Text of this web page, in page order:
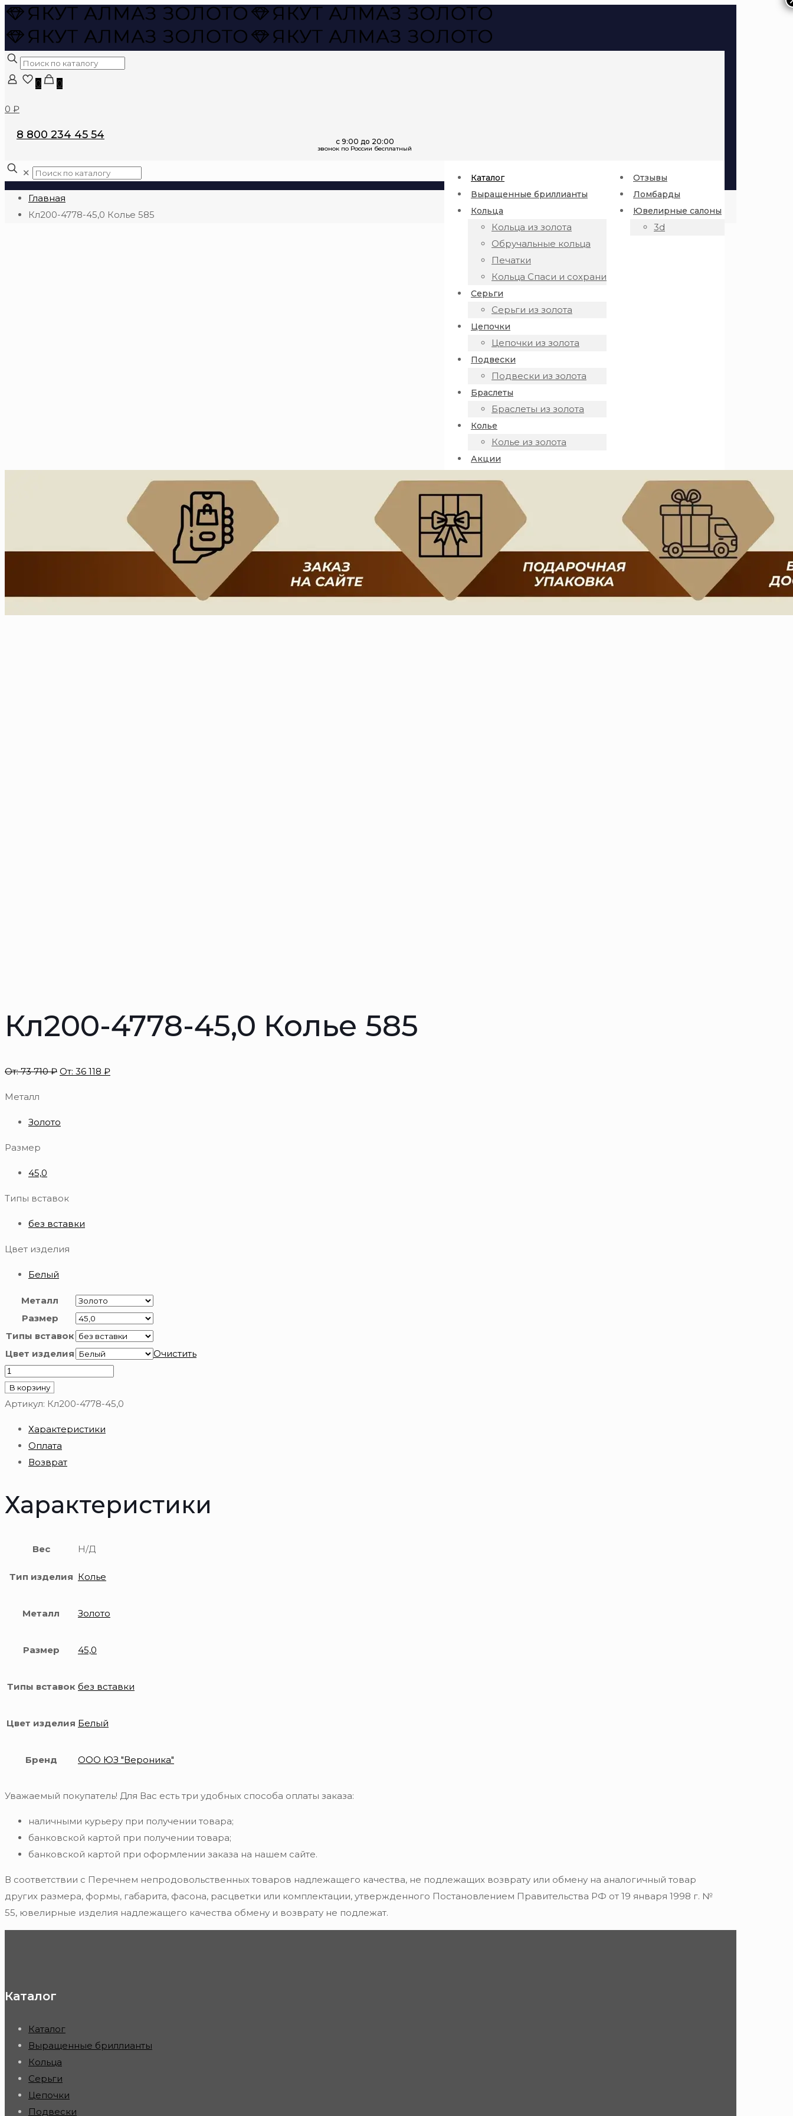
0 0
0 ₽
8 800 234 45 54
Каталог
Выращенные бриллианты
Кольца
Кольца из золота
Обручальные кольца
Печатки
Кольца Спаси и сохрани
Серьги
Серьги из золота
Цепочки
Цепочки из золота
Подвески
Подвески из золота
Браслеты
Браслеты из золота
Колье
Колье из золота
Акции
Отзывы
Ломбарды
Ювелирные салоны
3d
✕
Главная
Кл200-4778-45,0 Колье 585
Кл200-4778-45,0 Колье 585
От:73 710₽ От: 36 118 ₽
Металл
Золото
Размер
45,0
Типы вставок
без вставки
Цвет изделия
Белый
Металл
Размер
Типы вставок
Цвет изделия
Очистить
Количество
товара
Кл200-
Колье
В корзину
Артикул: Кл200-4778-45,0
Характеристики
Оплата
Возврат
Характеристики
Вес Н/Д
Тип изделия Колье
Металл Золото
Размер 45,0
Типы вставок без вставки
Цвет изделия Белый
Бренд ООО ЮЗ "Вероника"
Уважаемый покупатель! Для Вас есть три удобных способа оплаты заказа:
наличными курьеру при получении товара;
банковской картой при получении товара;
банковской картой при оформлении заказа на нашем сайте.
В соответствии с Перечнем непродовольственных товаров надлежащего качества, не подлежащих возврату или обмену на аналогичный товар
других размера, формы, габарита, фасона, расцветки или комплектации, утвержденного Постановлением Правительства РФ от 19 января 1998 г. №
55, ювелирные изделия надлежащего качества обмену и возврату не подлежат.
Каталог
Каталог
Выращенные бриллианты
Кольца
Серьги
Цепочки
Подвески